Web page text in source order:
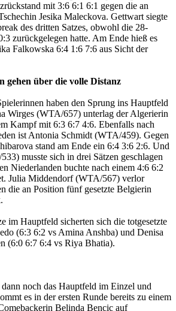
mit 3:6 6:1 6:1 gegen die an
Jesika Maleckova. Gettwart siegte
des dritten Satzes, obwohl die 28-
zurückgelegen hatte. Am Ende hieß es
Falkowska 6:4 1:6 7:6 aus Sicht der
gehen über die volle Distanz
haben den Sprung ins Hauptfeld
Wirges (WTA/657) unterlag der Algerierin
Kampf mit 6:3 6:7 4:6. Ebenfalls nach
ist Antonia Schmidt (WTA/459). Gegen
stand am Ende ein 6:4 3:6 2:6. Und
musste sich in drei Sätzen geschlagen
Niederlanden buchte nach einem 4:6 6:2
Julia Middendorf (WTA/567) verlor
die an Position fünf gesetzte Belgierin
im Hauptfeld sicherten sich die totgesetzte
(6:3 6:2 vs Amina Anshba) und Denisa
(6:0 6:7 6:4 vs Riya Bhatia).
noch das Hauptfeld im Einzel und
es in der ersten Runde bereits zu einem
Belinda Bencic auf